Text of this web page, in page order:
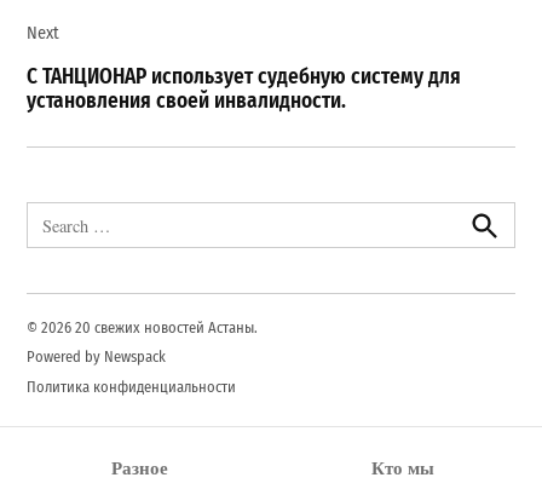
Next
С ТАНЦИОНАР использует судебную систему для
установления своей инвалидности.
for:
Search
© 2026 20 свежих новостей Астаны.
Powered by Newspack
Политика конфиденциальности
Разное Кто мы